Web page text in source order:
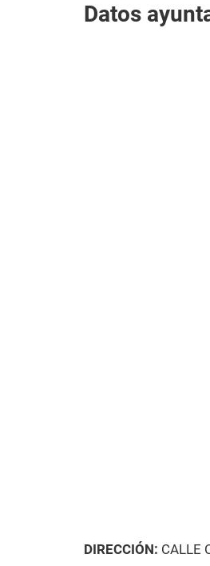
Datos
DIRECCIÓN: CALLE